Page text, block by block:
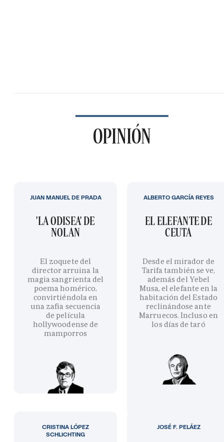
OPINIÓN
'LA ODISEA' DE
NOLAN
El zoquete del
director arruina la
magia sangrienta del
poema homérico,
convirtiéndola en
una zafia secuencia
de película
hollywoodense de
mamporros
JUAN MANUEL DE PRADA
EL ELEFANTE DE
CEUTA
Desde el mirador de
Tarifa también se ve,
además del Yebel
Musa, el elefante en la
habitación del Estado
reclinándose ante
Marruecos. Incluso en
los días de taró
ALBERTO GARCÍA REYES
CRISTINA LÓPEZ
SCHLICHTING
JOSÉ F. PELÁEZ